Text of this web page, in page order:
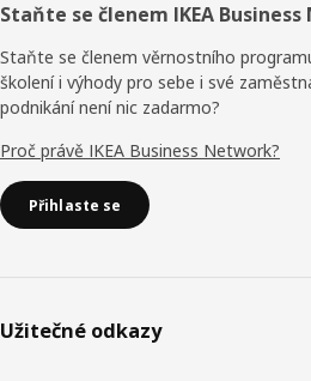
Staňte se členem IKEA
Staňte se členem věrnostního
školení i výhody pro sebe i své
podnikání není nic zadarmo?
Proč právě IKEA Business Network?
Přihlaste se
Užitečné odkazy